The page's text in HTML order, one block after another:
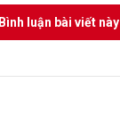
Bình luận bài viết này